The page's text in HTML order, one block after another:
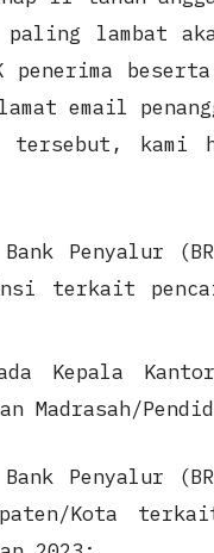
lambat
penerima
email
tersebut, kami
Penyalur
terkait
Kepala
Madrasah/
Penyalur
Kota